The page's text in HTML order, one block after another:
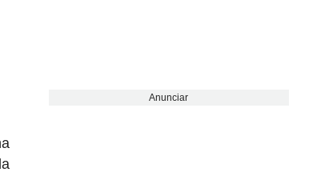
Anunciar